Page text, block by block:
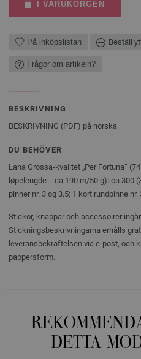
I VARUKORGEN
På inköpslistan Beställ
Frågor om artikeln?
BESKRIVNING
BESKRIVNING (PDF) på norska
DU BEHÖVER
Lana Grossa-kvalitet „Per Fortuna“
løpelengde = ca 190 m/50 g): ca 300
pinner nr. 3 og 3,5; 1 kort rundpinne nr.
Stickor, knappar och accessoirer
Stickningsbeskrivningarna erhålls
leveransbekräftelsen via e-post, och
pappersform.
DETTA